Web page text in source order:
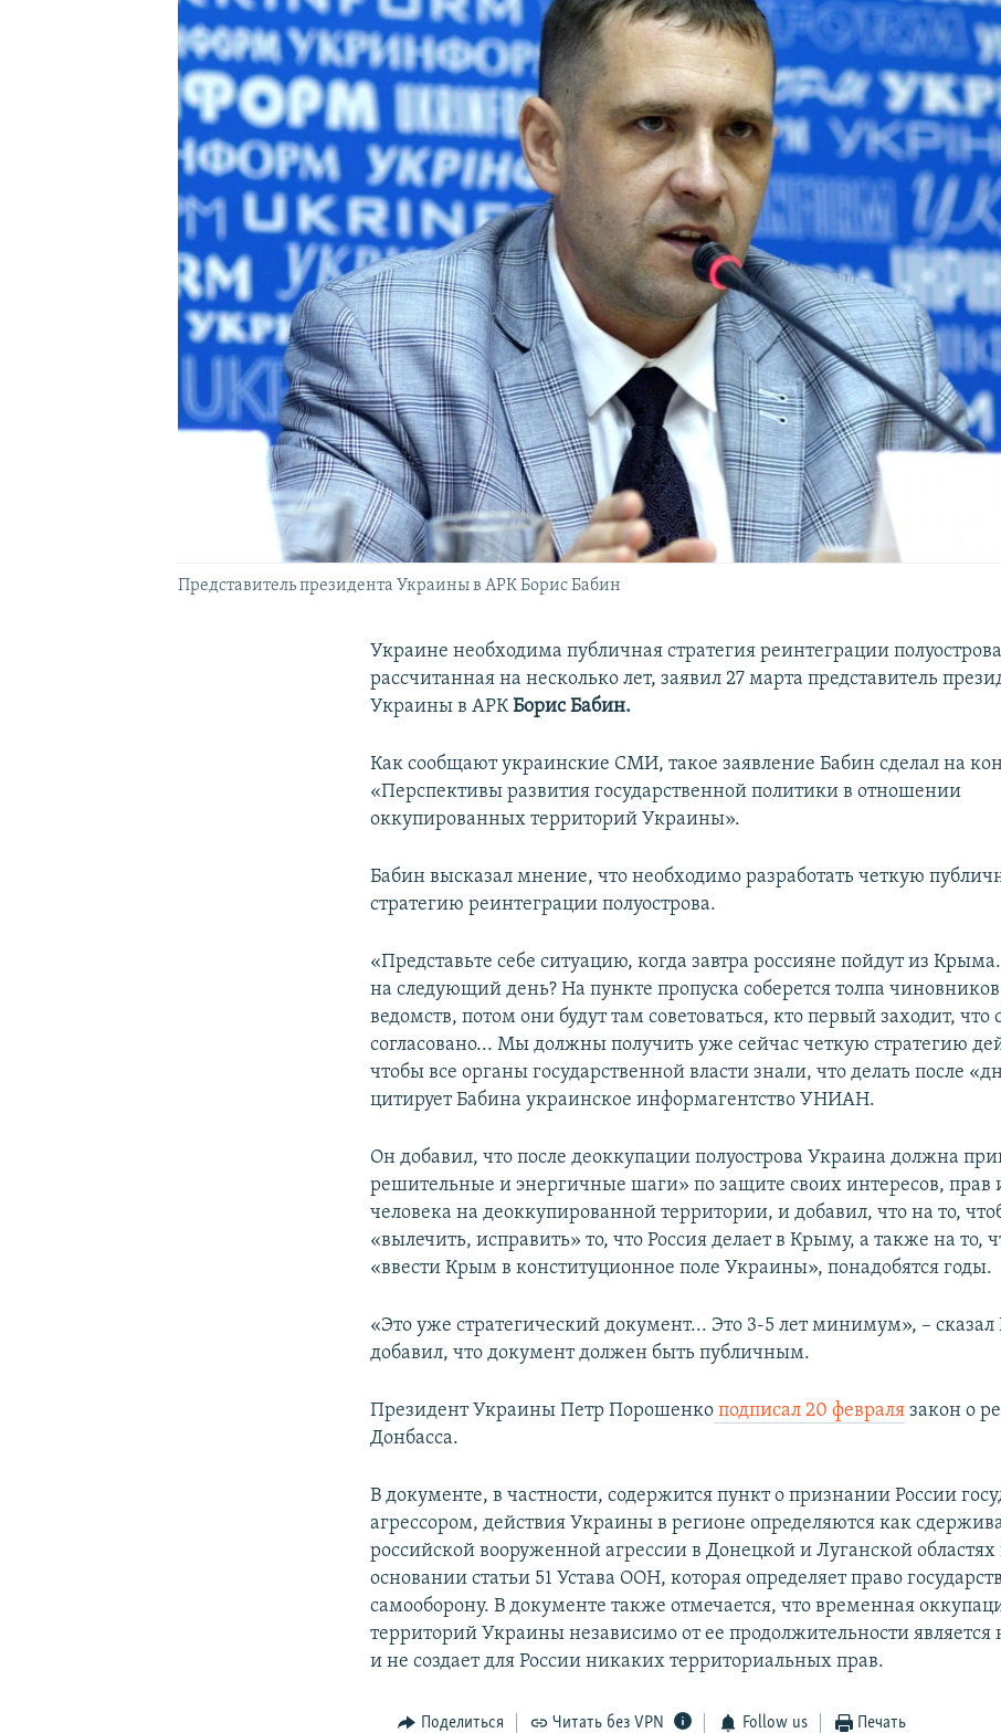
КРЫМ.НЕПОКОРЕННЫЙ
УКРАИНСКАЯ ПРОБЛЕМА КРЫМА
Представитель президента Украины в АРК Борис Бабин
Украине необходима публичная стратегия реинтеграции
рассчитанная на несколько лет, заявил 27 марта представитель
Украины в АРКБорис Бабин.
Как сообщают украинские СМИ, такое заявление Бабин сделал на
«Перспективы развития государственной политики в отношении
оккупированных территорий Украины».
Бабин высказал мнение, что необходимо разработать четкую
стратегию реинтеграции полуострова.
«Представьте себе ситуацию, когда завтра россияне пойдут из
на следующий день? На пункте пропуска соберется толпа
ведомств, потом они будут там советоваться, кто первый заходит, что
согласовано... Мы должны получить уже сейчас четкую стратегию
чтобы все органы государственной власти знали, что делать после
цитирует Бабина украинское информагентство УНИАН.
Он добавил, что после деоккупации полуострова Украина должна
решительные и энергичные шаги» по защите своих интересов, прав
человека на деоккупированной территории, и добавил, что на то,
«вылечить, исправить» то, что Россия делает в Крыму, а также на то,
«ввести Крым в конституционное поле Украины», понадобятся годы.
«Это уже стратегический документ... Это 3-5 лет минимум», –
добавил, что документ должен быть публичным.
Президент Украины Петр Порошенко подписал 20 февраля закон о
Донбасса.
В документе, в частности, содержится пункт о признании России
агрессором, действия Украины в регионе определяются как
российской вооруженной агрессии в Донецкой и Луганской областях
основании статьи 51 Устава ООН, которая определяет право
самооборону. В документе также отмечается, что временная
территорий Украины независимо от ее продолжительности является
и не создает для России никаких территориальных прав.
Поделиться Читать без VPN Follow us Печать